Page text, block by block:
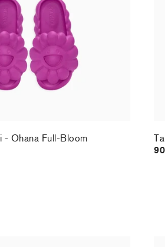
- Ohana Full-Bloom